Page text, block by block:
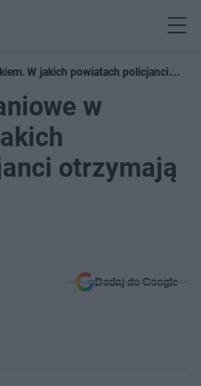
W jakich powiatach policjanci
w
otrzymają
Dodaj do Google